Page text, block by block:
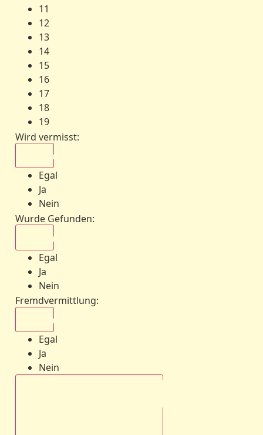
11
12
13
14
15
16
17
18
19
Wird vermisst:
Egal
Ja
Nein
Wurde Gefunden:
Egal
Ja
Nein
Fremdvermittlung:
Egal
Ja
Nein